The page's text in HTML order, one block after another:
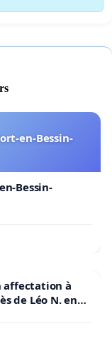
au
pas aux
une âme et des
en signant la
en-Bessin-
Bessin-
affectation à
de Léo N. en